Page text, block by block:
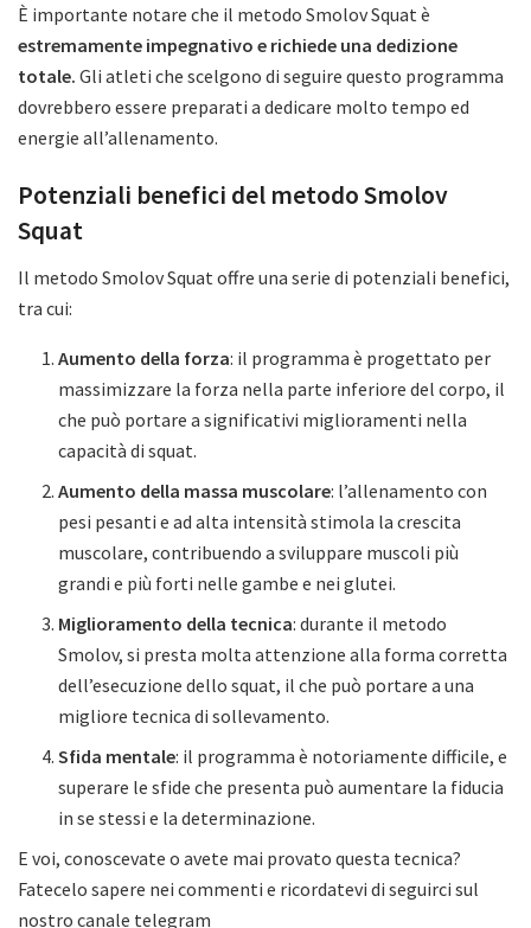
È importante notare che il metodo Smolov Squat è
estremamente impegnativo e richiede una dedizione
totale. Gli atleti che scelgono di seguire questo programma
dovrebbero essere preparati a dedicare molto tempo ed
energie all’allenamento.
Potenziali benefici del metodo Smolov
Squat
Il metodo Smolov Squat offre una serie di potenziali benefici,
tra cui:
Aumento della forza: il programma è progettato per
massimizzare la forza nella parte inferiore del corpo, il
che può portare a significativi miglioramenti nella
capacità di squat.
Aumento della massa muscolare: l’allenamento con
pesi pesanti e ad alta intensità stimola la crescita
muscolare, contribuendo a sviluppare muscoli più
grandi e più forti nelle gambe e nei glutei.
Miglioramento della tecnica: durante il metodo
Smolov, si presta molta attenzione alla forma corretta
dell’esecuzione dello squat, il che può portare a una
migliore tecnica di sollevamento.
Sfida mentale: il programma è notoriamente difficile, e
superare le sfide che presenta può aumentare la fiducia
in se stessi e la determinazione.
E voi, conoscevate o avete mai provato questa tecnica?
Fatecelo sapere nei commenti e ricordatevi di seguirci sul
nostro canale telegram